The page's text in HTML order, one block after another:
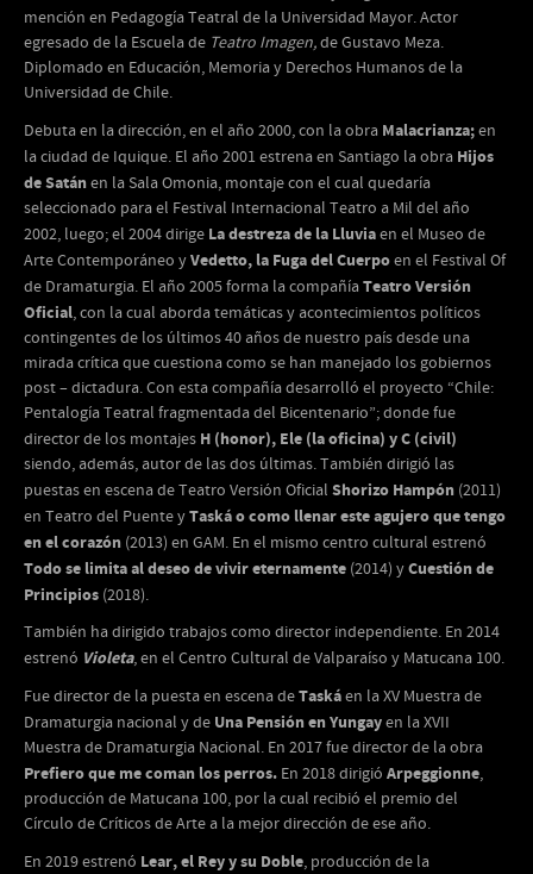
mención en Pedagogía Teatral de la Universidad Mayor. Actor
egresado de la Escuela de Teatro Imagen,de Gustavo Meza.
Diplomado en Educación, Memoria y Derechos Humanos de la
Universidad de Chile.
Debuta en la dirección, en el año 2000, con la obra Malacrianza;en
la ciudad de Iquique. El año 2001 estrena en Santiago la obra Hijos
de Satánen la Sala Omonia, montaje con el cual quedaría
seleccionado para el Festival Internacional Teatro a Mil del año
2002, luego; el 2004 dirige La destreza de la Lluviaen el Museo de
Arte Contemporáneo yVedetto, la Fuga del Cuerpoen el Festival Of
de Dramaturgia. El año 2005 forma la compañía Teatro Versión
Oficial, con la cual aborda temáticas y acontecimientos políticos
contingentes de los últimos 40 años de nuestro país desde una
mirada crítica que cuestiona como se han manejado los gobiernos
post – dictadura. Con esta compañía desarrolló el proyecto “Chile:
Pentalogía Teatral fragmentada del Bicentenario”; donde fue
director de los montajes H (honor), Ele (la oficina) y C (civil)
siendo, además, autor de las dos últimas. También dirigió las
puestas en escena de Teatro Versión Oficial Shorizo Hampón (2011)
en Teatro del Puente yTaská o como llenar este agujero que tengo
en el corazón (2013) en GAM. En el mismo centro cultural estrenó
Todo se limita al deseo de vivir eternamente (2014) yCuestión de
Principios (2018).
También ha dirigido trabajos como director independiente. En 2014
estrenó Violeta, en el Centro Cultural de Valparaíso y Matucana 100.
Fue director de la puesta en escena deTaskáen la XV Muestra de
Dramaturgia nacional y de Una Pensión en Yungayen la XVII
Muestra de Dramaturgia Nacional. En 2017 fue director de la obra
Prefiero que me coman los perros. En 2018 dirigió Arpeggionne,
producción de Matucana 100, por la cual recibió el premio del
Círculo de Críticos de Arte a la mejor dirección de ese año.
En 2019 estrenó Lear, el Rey y su Doble, producción de la